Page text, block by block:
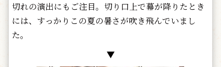
切れの演出にもご注目。切り口上で幕が降りたとき
には、すっかりこの夏の暑さが吹き飛んでいまし
た。
▼